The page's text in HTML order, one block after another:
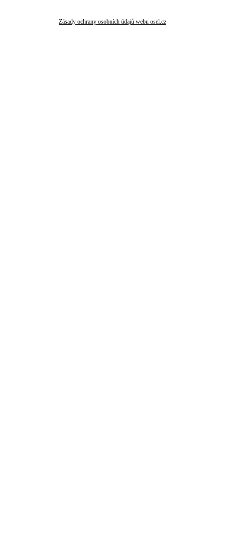
Zásady ochrany osobních údajů webu osel.cz